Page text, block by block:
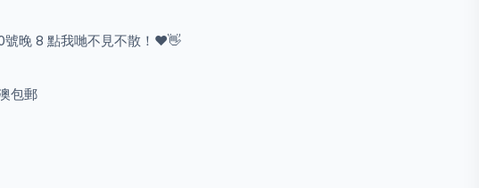
號晚 8 點我哋不見不散！❤️👋
包郵